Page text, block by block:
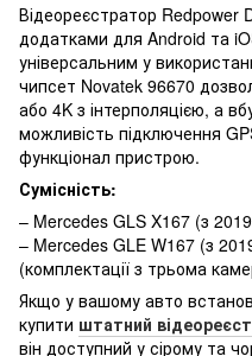
Відеореєстратор Redpower
додатками для Android та
універсальним у
чипсет Novatek 96670
або 4K з інтерполяцією, а
можливість підключення
функціонал пристрою.
Сумісність:
– Mercedes GLS X167 (з
– Mercedes GLE W167 (з
(комплектації з трьома
Якщо у вашому авто
купити штатний
він доступний у сірому та